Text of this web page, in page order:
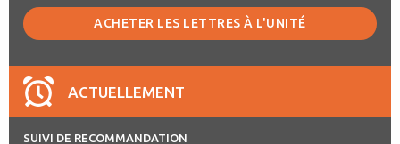
ACHETER LES LETTRES À L'UNITÉ
ACTUELLEMENT
SUIVI DE RECOMMANDATION